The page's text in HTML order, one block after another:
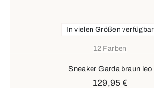
12 Farben
In vielen Größen verfügbar
Sneaker Garda braun leo
129,95 €